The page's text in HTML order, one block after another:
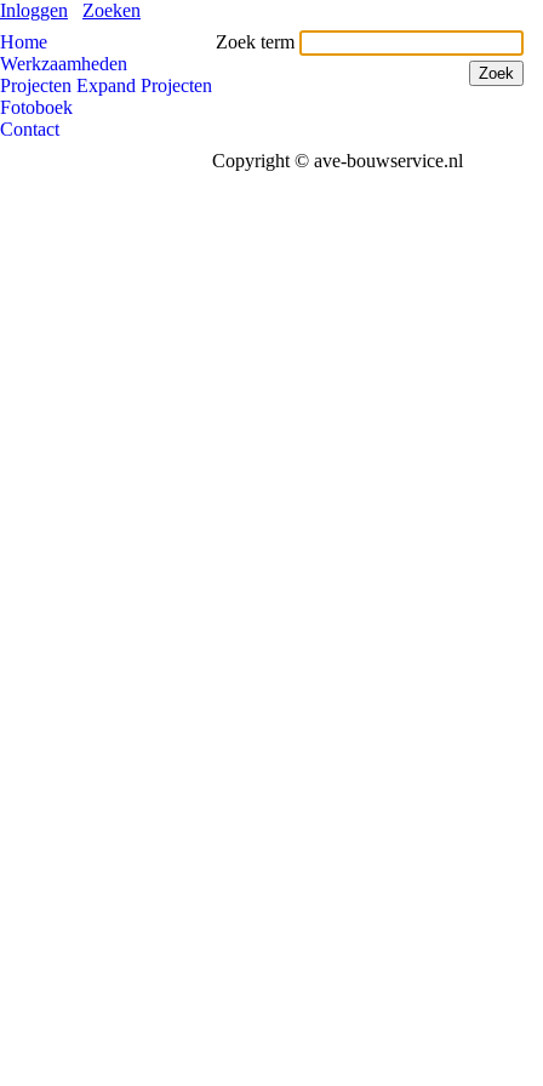
Inloggen
Zoeken
Home
Werkzaamheden
Projecten Expand Projecten
Fotoboek
Contact
Zoek term
Copyright © ave-bouwservice.nl